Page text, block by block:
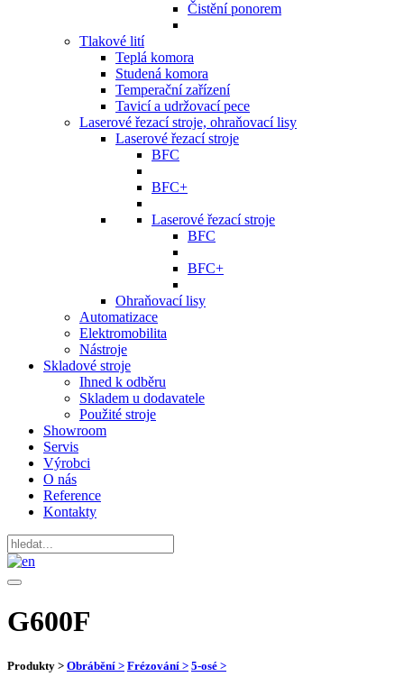
Čistění ponorem
Tlakové lití
Teplá komora
Studená komora
Temperační zařízení
Tavicí a udržovací pece
Laserové řezací stroje, ohraňovací lisy
Laserové řezací stroje
BFC
BFC+
Laserové řezací stroje
BFC
BFC+
Ohraňovací lisy
Automatizace
Elektromobilita
Nástroje
Skladové stroje
Ihned k odběru
Skladem u dodavatele
Použité stroje
Showroom
Servis
Výrobci
O nás
Reference
Kontakty
G600F
Produkty > Obrábění > Frézování > 5-osé >